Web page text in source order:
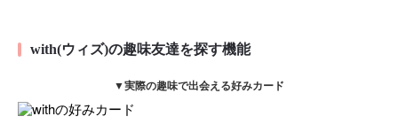
with(ウィズ)の趣味友達を探す機能
▼実際の趣味で出会える好みカード